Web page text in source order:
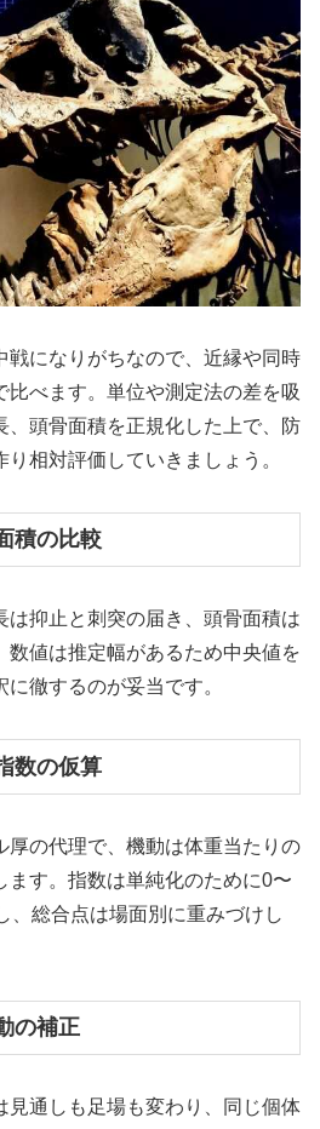
戦になりがちなので、近縁や同時
比べます。単位や測定法の差を吸
、頭骨面積を正規化した上で、防
相対評価していきましょう。
積の比較
は抑止と刺突の届き、頭骨面積は
数値は推定幅があるため中央値を
徹するのが妥当です。
数の仮算
厚の代理で、機動は体重当たりの
ます。指数は単純化のために0〜
、総合点は場面別に重みづけし
の補正
見通しも足場も変わり、同じ個体